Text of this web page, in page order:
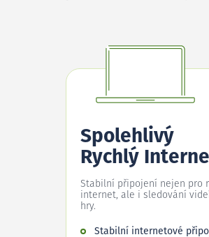
Spolehlivý
Rychlý
Stabilní připojení nejen pro
internet, ale i sledování
hry.
Stabilní internetové